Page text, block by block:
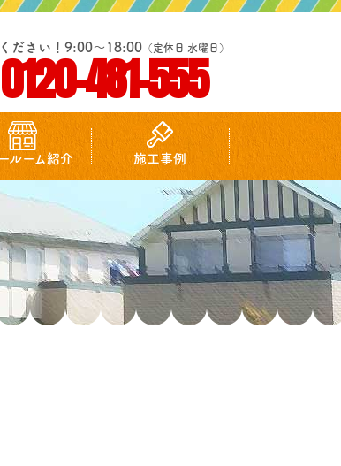
ださい！9:00～18:00 （定休日 水曜日）
0120-481-555
ルーム紹介 施工事例